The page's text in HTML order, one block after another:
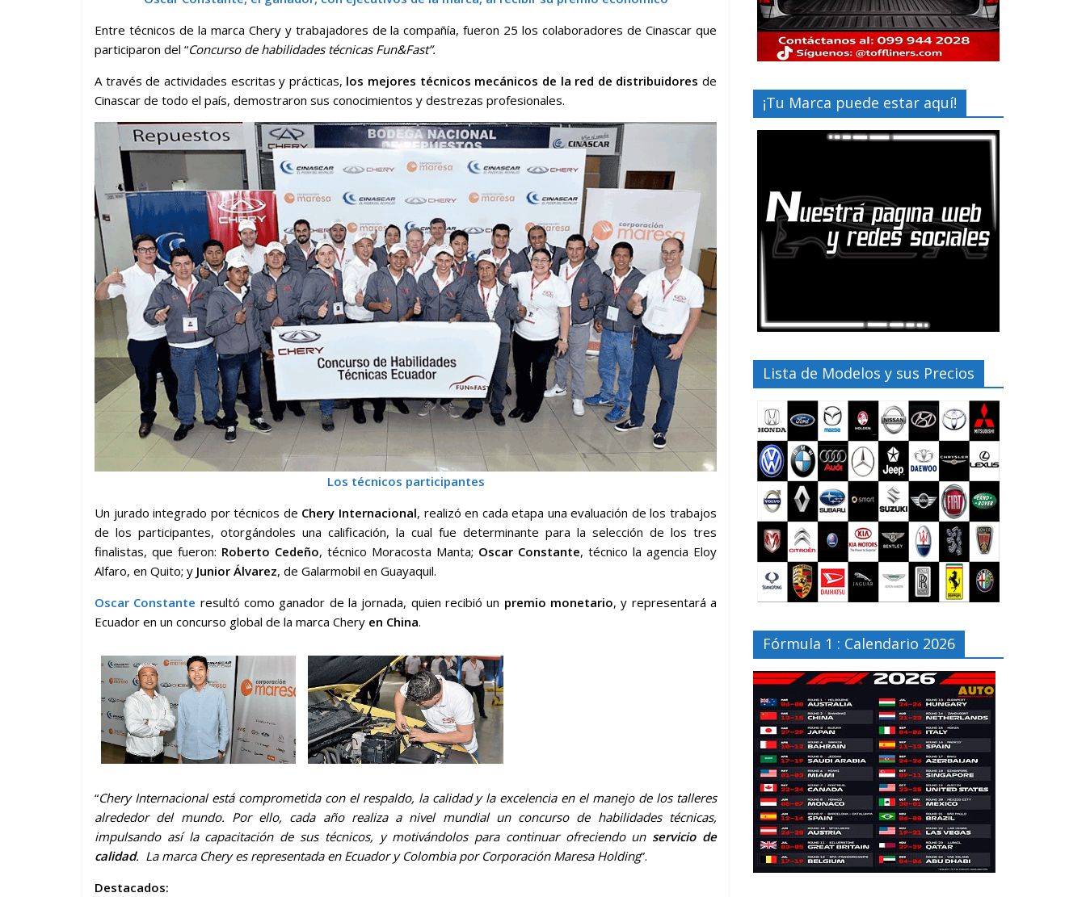
Entre técnicos de la marca Chery y trabajadores de la compañía, fueron 25 los colaboradores de Cinascar que
participaron del “Concurso de habilidades técnicas Fun&Fast”.
A través de actividades escritas y prácticas, los mejores técnicos mecánicos de la red de distribuidores de
Cinascar de todo el país, demostraron sus conocimientos y destrezas profesionales.
Los técnicos participantes
Un jurado integrado por técnicos de Chery Internacional, realizó en cada etapa una evaluación de los trabajos
de los participantes, otorgándoles una calificación, la cual fue determinante para la selección de los tres
finalistas, que fueron: Roberto Cedeño, técnico Moracosta Manta; Oscar Constante, técnico la agencia Eloy
Alfaro, en Quito; y Junior Álvarez, de Galarmobil en Guayaquil.
Oscar Constante resultó como ganador de la jornada, quien recibió un premio monetario, y representará a
Ecuador en un concurso global de la marca Chery en China.
“Chery Internacional está comprometida con el respaldo, la calidad y la excelencia en el manejo de los talleres
alrededor del mundo. Por ello, cada año realiza a nivel mundial un concurso de habilidades técnicas,
impulsando así la capacitación de sus técnicos, y motivándolos para continuar ofreciendo un servicio de
calidad. La marca Chery es representada en Ecuador y Colombia por Corporación Maresa Holding”.
Destacados:
¡Tu Marca puede estar aquí!
Lista de Modelos y sus Precios
Fórmula 1 : Calendario 2026